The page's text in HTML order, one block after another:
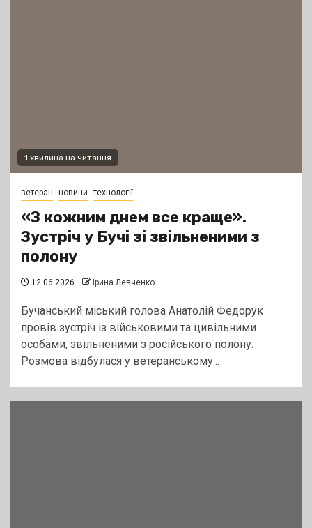
1 хвилина на читання
ветеран новини технології
«З кожним днем все краще».
Зустріч у Бучі зі звільненими з
полону
12.06.2026 Ірина Левченко
Бучанський міський голова Анатолій Федорук
провів зустріч із військовими та цивільними
особами, звільненими з російського полону.
Розмова відбулася у ветеранському...